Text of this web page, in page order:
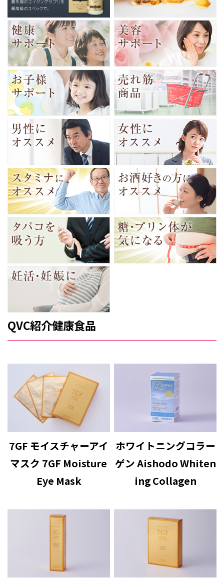
QVC紹介健康食品
7GF モイスチャーアイ
マスク 7GF Moisture
Eye Mask
ホワイトニングコラー
ゲン Aishodo Whiten
ing Collagen